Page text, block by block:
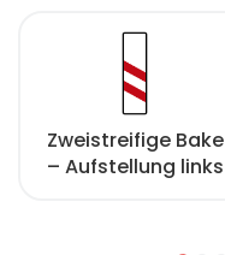
Zweistreifige Bake
– Aufstellung links